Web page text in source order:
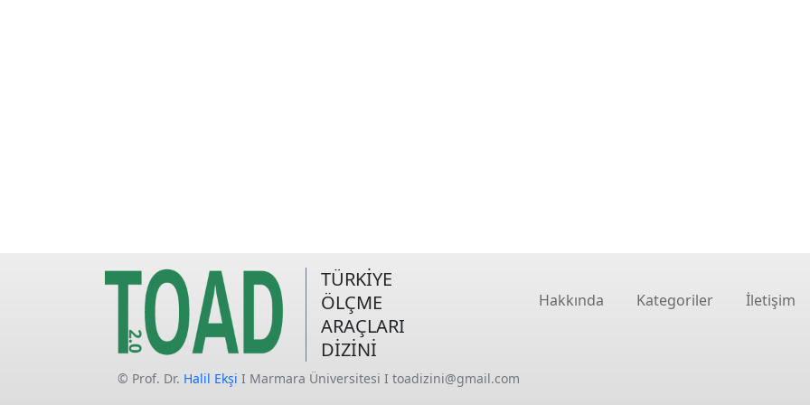
TÜRKİYE
ÖLÇME
ARAÇLARI
DİZİNİ
Hakkında Kategoriler İletişim
© Prof. Dr. Halil Ekşi I Marmara Üniversitesi I toadizini@gmail.com